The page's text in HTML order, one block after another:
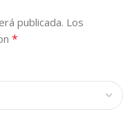
publicada. Los
*